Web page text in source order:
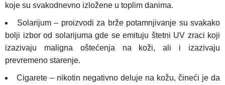
koje su svakodnevno izložene u toplim danima.
Solarijum – proizvodi za brže potamnjivanje su svakako
bolji izbor od solarijuma gde se emituju štetni UV zraci koji
izazivaju maligna oštećenja na koži, ali i izazivaju
prevremeno starenje.
Cigarete – nikotin negativno deluje na kožu, čineći je da